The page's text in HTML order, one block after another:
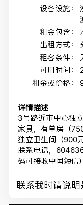
设备设施：
租金包含：
出租方式：
租客条件：
可用时间：
租金或价格：
详情描述
3号路近市中心独
家具，有单房（
独立卫生间（900
联系电话，
码可接收中国短
联系我时请说明